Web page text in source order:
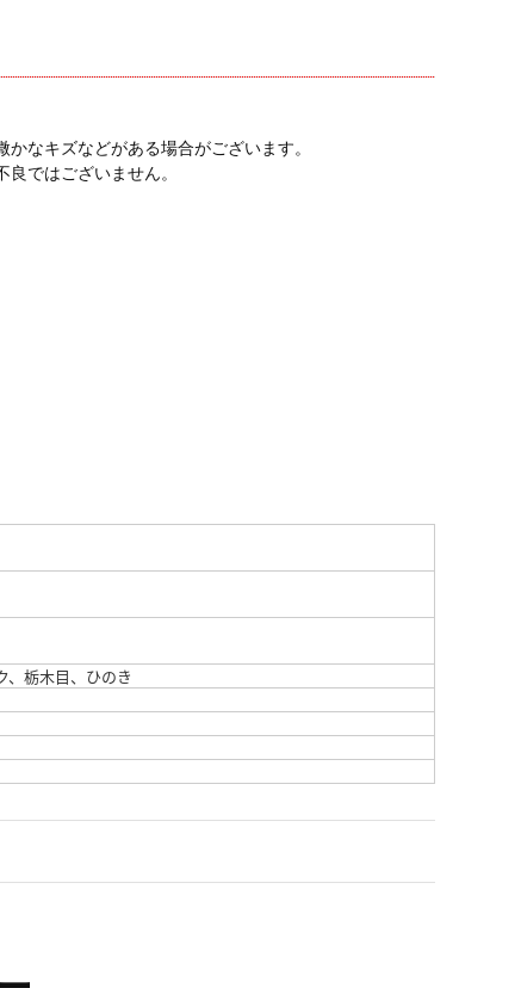
なキズなどがある場合がございます。
ではございません。
、栃木目、ひのき